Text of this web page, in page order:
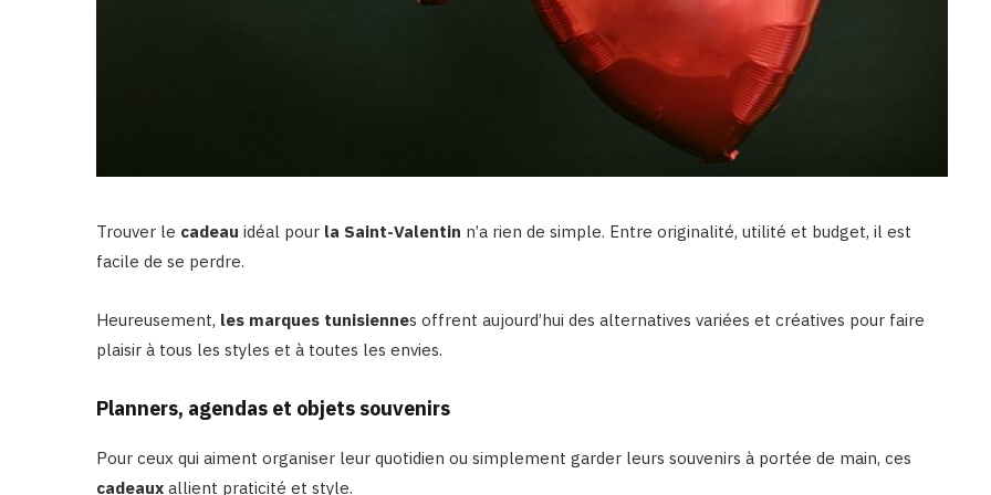
Trouver le cadeau idéal pour la Saint-Valentin n’a rien de simple. Entre originalité, utilité et budget, il est
facile de se perdre.
Heureusement, les marques tunisiennes offrent aujourd’hui des alternatives variées et créatives pour faire
plaisir à tous les styles et à toutes les envies.
Planners, agendas et objets souvenirs
Pour ceux qui aiment organiser leur quotidien ou simplement garder leurs souvenirs à portée de main, ces
cadeaux allient praticité et style.